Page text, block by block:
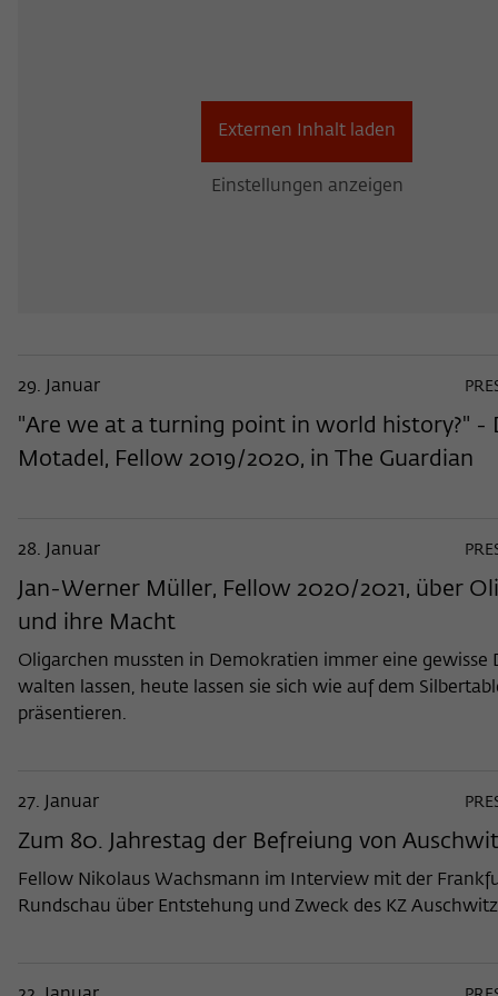
Externen Inhalt laden
Einstellungen anzeigen
29. Januar
"Are we at a turning point in world history?" -
Motadel, Fellow 2019/2020, in The Guardian
28. Januar
Jan-Werner Müller, Fellow 2020/2021, über
und ihre Macht
Oligarchen mussten in Demokratien immer eine gewisse
walten lassen, heute lassen sie sich wie auf dem
präsentieren.
27. Januar
Zum 80. Jahrestag der Befreiung von
Fellow Nikolaus Wachsmann im Interview mit der
Rundschau über Entstehung und Zweck des KZ Auschwitz
Dieses kurzlebige Cookie wird dazu
vorübergehend Daten über den aktuellen